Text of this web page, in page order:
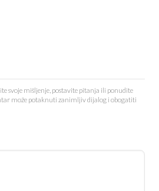
svoje mišljenje, postavite pitanja ili ponudite
može potaknuti zanimljiv dijalog i obogatiti